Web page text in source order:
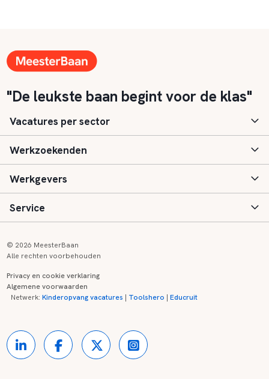
"De leukste baan begint voor de klas"
Vacatures per sector
Basisonderwijs
Speciaal (basis) onderwijs
Voortgezet onderwijs
Kinderopvang
Werkzoekenden
Aanmelden
Vacatures
Zij-instroom informatie
Onderwijsregio's
Werkgevers
Inloggen
Registreren
Contact
Service
Onderwijs links
Partners
© 2026 MeesterBaan
Alle rechten voorbehouden
Privacy en cookie verklaring
Algemene voorwaarden
Netwerk:Kinderopvang vacatures | Toolshero |Educruit